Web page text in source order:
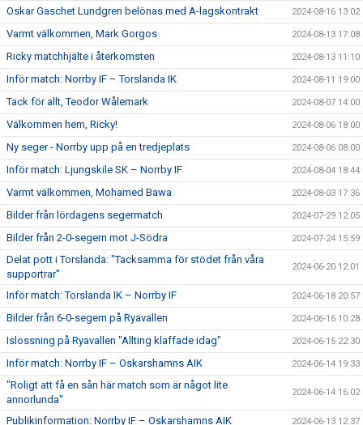
Oskar Gaschet Lundgren belönas med A-lagskontrakt 2024-08-16 13:02
Varmt välkommen, Mark Gorgos 2024-08-13 17:08
Ricky matchhjälte i återkomsten 2024-08-13 11:10
Inför match: Norrby IF – Torslanda IK 2024-08-11 19:00
Tack för allt, Teodor Wålemark 2024-08-07 14:00
Välkommen hem, Ricky! 2024-08-06 18:00
Ny seger - Norrby upp på en tredjeplats 2024-08-06 08:00
Inför match: Ljungskile SK – Norrby IF 2024-08-04 18:44
Varmt välkommen, Mohamed Bawa 2024-08-03 17:36
Bilder från lördagens segermatch 2024-07-29 12:05
Bilder från 2-0-segern mot J-Södra 2024-07-24 15:59
Delat pott i Torslanda: "Tacksamma för stödet från våra
supportrar"
2024-06-20 12:01
Inför match: Torslanda IK – Norrby IF 2024-06-18 20:57
Bilder från 6-0-segern på Ryavallen 2024-06-16 10:28
Islossning på Ryavallen "Allting klaffade idag" 2024-06-15 22:30
Inför match: Norrby IF – Oskarshamns AIK 2024-06-14 19:33
"Roligt att få en sån här match som är något lite
annorlunda"
2024-06-14 16:02
Publikinformation: Norrby IF – Oskarshamns AIK 2024-06-13 12:37